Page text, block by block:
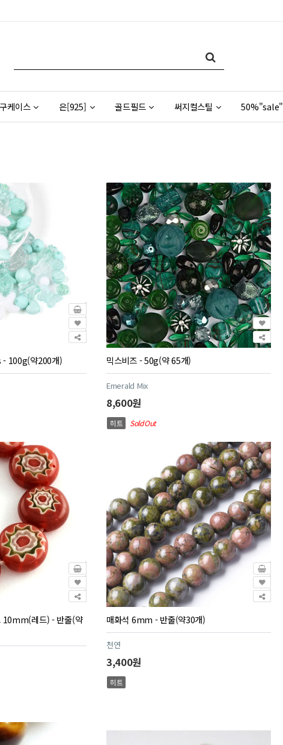
케이스 은[925] 골드필드 써지컬스틸 50%"sale"
100g(약200개) 믹스비즈 - 50g(약 65개)
Emerald Mix
8,600원
히트 Sold Out
10mm(레드) - 반줄(약
매화석 6mm - 반줄(약30개)
천연
3,400원
히트